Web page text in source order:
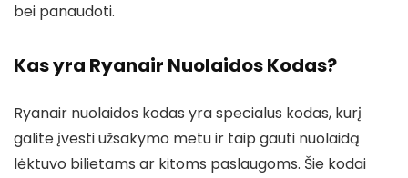
bei panaudoti.
Kas yra Ryanair Nuolaidos Kodas?
Ryanair nuolaidos kodas yra specialus kodas, kurį
galite įvesti užsakymo metu ir taip gauti nuolaidą
lėktuvo bilietams ar kitoms paslaugoms. Šie kodai